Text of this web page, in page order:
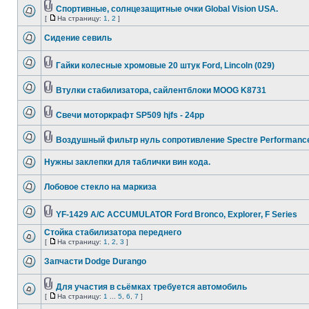
Cпортивные, солнцезащитные очки Global Vision USA.
[ На страницу: 1 2 ]
Сидение севиль
Гайки колесные хромовые 20 штук Ford, Lincoln (029)
Втулки стабилизатора, сайлентблоки MOOG K8731
Свечи моторкрафт SP509 hjfs - 24pp
Воздушный фильтр нуль сопротивление Spectre
Нужны заклепки для таблички вин кода.
Лобовое стекло на маркиза
YF-1429 A/C ACCUMULATOR Ford Bronco, Explorer, F Series
Стойка стабилизатора переднего
[ На страницу: 1 2 3 ]
Запчасти Dodge Durango
Для участия в сьёмках требуется автомобиль
[ На страницу: 1 5 6 7 ]